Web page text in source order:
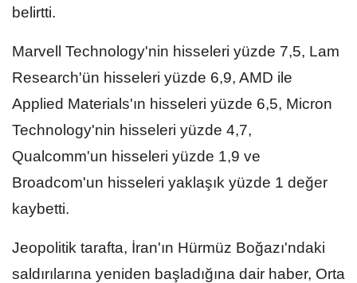
belirtti.
Marvell Technology'nin hisseleri yüzde 7,5, Lam
Research'ün hisseleri yüzde 6,9, AMD ile
Applied Materials'ın hisseleri yüzde 6,5, Micron
Technology'nin hisseleri yüzde 4,7,
Qualcomm'un hisseleri yüzde 1,9 ve
Broadcom'un hisseleri yaklaşık yüzde 1 değer
kaybetti.
Jeopolitik tarafta, İran'ın Hürmüz Boğazı'ndaki
saldırılarına yeniden başladığına dair haber, Orta